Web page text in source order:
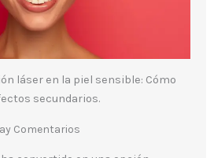
láser en la piel sensible: Cómo
secundarios.
Comentarios